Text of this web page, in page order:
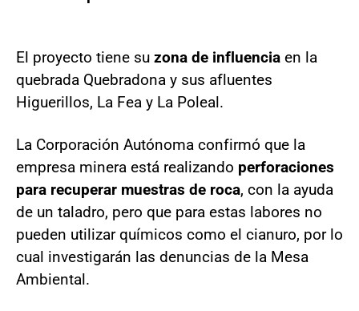
El proyecto tiene su zona de influencia en la
quebrada Quebradona y sus afluentes
Higuerillos, La Fea y La Poleal.
La Corporación Autónoma confirmó que la
empresa minera está realizando perforaciones
para recuperar muestras de roca, con la ayuda
de un taladro, pero que para estas labores no
pueden utilizar químicos como el cianuro, por lo
cual investigarán las denuncias de la Mesa
Ambiental.